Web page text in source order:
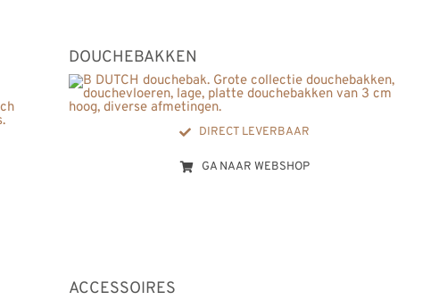
DOUCHEBAKKEN
DIRECT LEVERBAAR
GA NAAR WEBSHOP
ACCESSOIRES